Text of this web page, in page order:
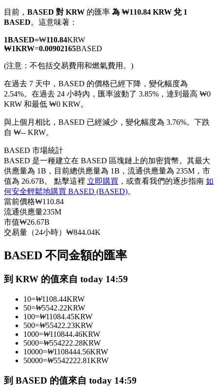
TradFi
美股、外匯、貴金屬及大宗商品衍生性商品
USDC永續
與頂尖交易專家同行
成為跟單交易員
坐享盈利分成和跟單分傭
目前， BASED 對 KRW 的匯率 為 ₩110.84 KRW 兌 1
BASED。這意味著：
1BASED=₩110.84KRW
₩1KRW=0.00902165BASED
(注意：不包括交易費用和燃氣費用。)
在過去 7 天中，BASED 的價格已經下降，變化幅度為
2.54%。 在過去 24 小時內，匯率波動了 3.85%，達到最高 ₩0
KRW 和最低 ₩0 KRW。
與上個月相比，BASED 已經減少，變化幅度為 3.76%。下跌
自 ₩-- KRW。
BASED 市場統計
BASED 是一種建立在 BASED 區塊鏈上的加密貨幣。其最大
供應量為 1B，目前總供應量為 1B，流通供應量為 235M，市
值為 26.67B。 點擊這裡 立即購買 ，或查看我們的逐步指南 如
何安全輕鬆地購買 BASED (BASED)。
當前價格₩110.84
流通供應量235M
市值₩26.67B
交易量（24小時） ₩844.04K
BASED 不同金額的匯率
到 KRW 的值來自 today 14:59
10=₩1108.44KRW
50=₩5542.22KRW
100=₩11084.45KRW
500=₩55422.23KRW
1000=₩110844.46KRW
5000=₩554222.28KRW
10000=₩1108444.56KRW
50000=₩5542222.81KRW
到 BASED 的值來自 today 14:59